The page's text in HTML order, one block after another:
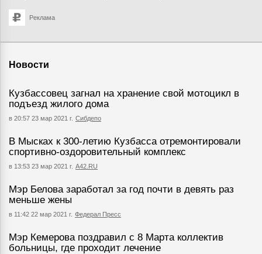
Реклама
Новости
Кузбассовец загнал на хранение свой мотоцикл в
подъезд жилого дома
в 20:57 23 мар 2021 г. Сибдепо
В Мысках к 300-летию Кузбасса отремонтировали
спортивно-оздоровительный комплекс
в 13:53 23 мар 2021 г. А42.RU
Мэр Белова заработал за год почти в девять раз
меньше жены
в 11:42 22 мар 2021 г. Федерал Пресс
Мэр Кемерова поздравил с 8 Марта коллектив
больницы, где проходит лечение